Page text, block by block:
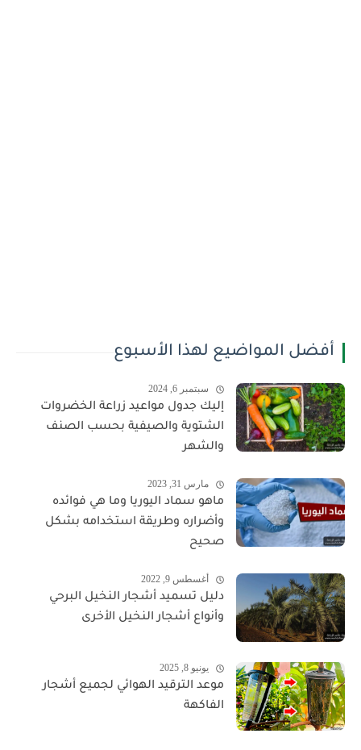
أفضل المواضيع لهذا الأسبوع
سبتمبر 6, 2024
إليك جدول مواعيد زراعة الخضروات
الشتوية والصيفية بحسب الصنف
والشهر
مارس 31, 2023
ماهو سماد اليوريا وما هي فوائده
وأضراره وطريقة استخدامه بشكل
صحيح
أغسطس 9, 2022
دليل تسميد أشجار النخيل البرحي
وأنواع أشجار النخيل الأخرى
يونيو 8, 2025
موعد الترقيد الهوائي لجميع أشجار
الفاكهة